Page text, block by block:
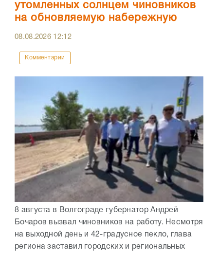
утомленных солнцем чиновников
на обновляемую набережную
08.08.2026 12:12
Комментарии
8 августа в Волгограде губернатор Андрей
Бочаров вызвал чиновников на работу. Несмотря
на выходной день и 42-градусное пекло, глава
региона заставил городских и региональных